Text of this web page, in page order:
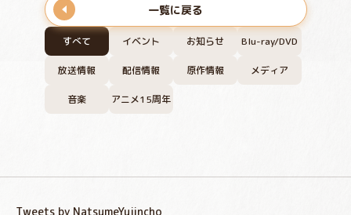
すべて イベント お知らせ Blu-ray/DVD
放送情報 配信情報 原作情報 メディア
音楽 アニメ15周年
一覧に戻る
Tweets by NatsumeYujincho